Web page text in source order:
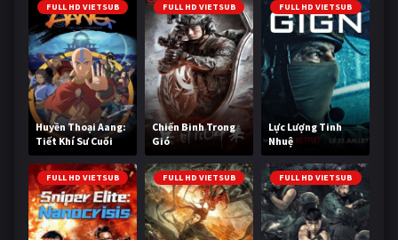
FULL HD VIETSUB
Huyền Thoại Aang:
Tiết Khí Sư Cuối
Cùng
FULL HD VIETSUB
Chiến Binh Trong
Gió
FULL HD VIETSUB
Lực Lượng Tinh
Nhuệ
FULL HD VIETSUB FULL HD VIETSUB FULL HD VIETSUB